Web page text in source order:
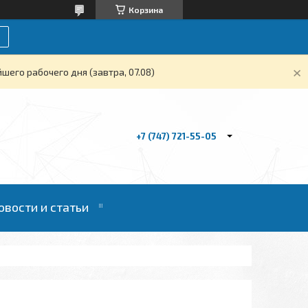
Корзина
рабочего дня (завтра, 07.08)
+7 (747) 721-55-05
и статьи